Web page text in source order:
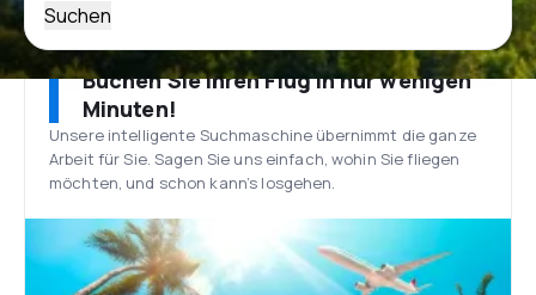
Suchen
Buchen Sie Ihren Flug in nur wenigen
Minuten!
Unsere intelligente Suchmaschine übernimmt die ganze
Arbeit für Sie. Sagen Sie uns einfach, wohin Sie fliegen
möchten, und schon kann’s losgehen.